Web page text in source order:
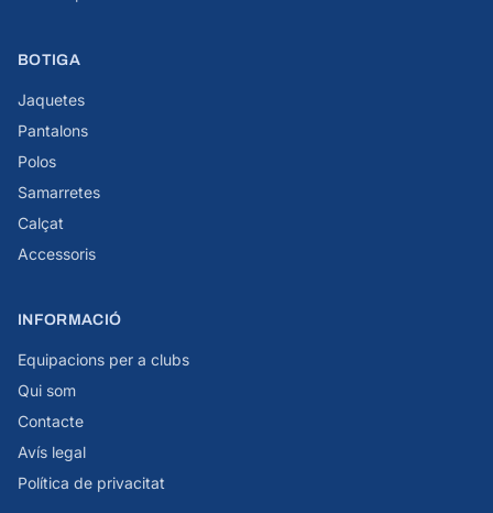
BOTIGA
Jaquetes
Pantalons
Polos
Samarretes
Calçat
Accessoris
INFORMACIÓ
Equipacions per a clubs
Qui som
Contacte
Avís legal
Política de privacitat